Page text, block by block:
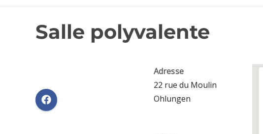
Salle polyvalente
Adresse
22 rue du Moulin
Ohlungen